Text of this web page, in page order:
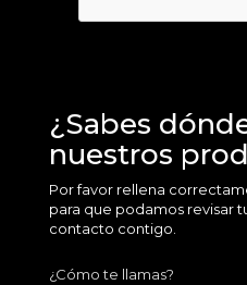
¿Sabes
nuestros
Por favor rellena
para que podamos revisar
contacto contigo.
¿Cómo te llamas?